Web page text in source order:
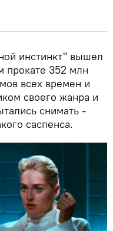
инстинкт" вышел
прокате 352 млн
всех времен и
своего жанра и
снимать -
саспенса.